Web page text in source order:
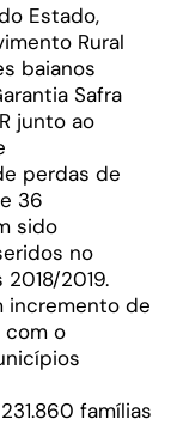
Estado,
Rural
baianos
Safra
junto ao
perdas de
36
sido
no
2019.
incremento de
com o
famílias